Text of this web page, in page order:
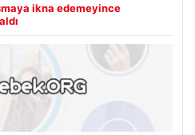
ikna edemeyince